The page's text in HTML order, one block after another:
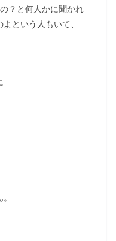
？と何人かに聞かれ
という人もいて、